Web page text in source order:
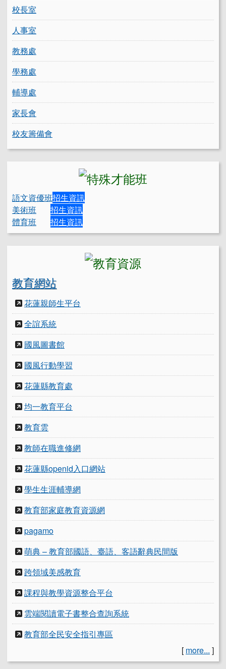
校長室
人事室
教務處
學務處
輔導處
家長會
校友籌備會
語文資優班招生資訊
美術班
招生資訊
體育班
招生資訊
教育網站
花蓮親師生平台
全誼系統
國風圖書館
國風行動學習
花蓮縣教育處
均一教育平台
教育雲
教師在職進修網
花蓮縣openid入口網站
學生生涯輔導網
教育部家庭教育資源網
pagamo
萌典 – 教育部國語、臺語、客語辭典民間版
跨領域美感教育
課程與教學資源整合平台
雲端閱讀電子書整合查詢系統
教育部全民安全指引專區
[ more... ]